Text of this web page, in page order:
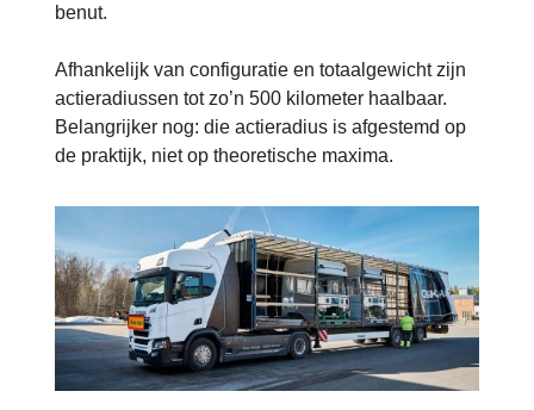
benut.
Afhankelijk van configuratie en totaalgewicht zijn
actieradiussen tot zo’n 500 kilometer haalbaar.
Belangrijker nog: die actieradius is afgestemd op
de praktijk, niet op theoretische maxima.